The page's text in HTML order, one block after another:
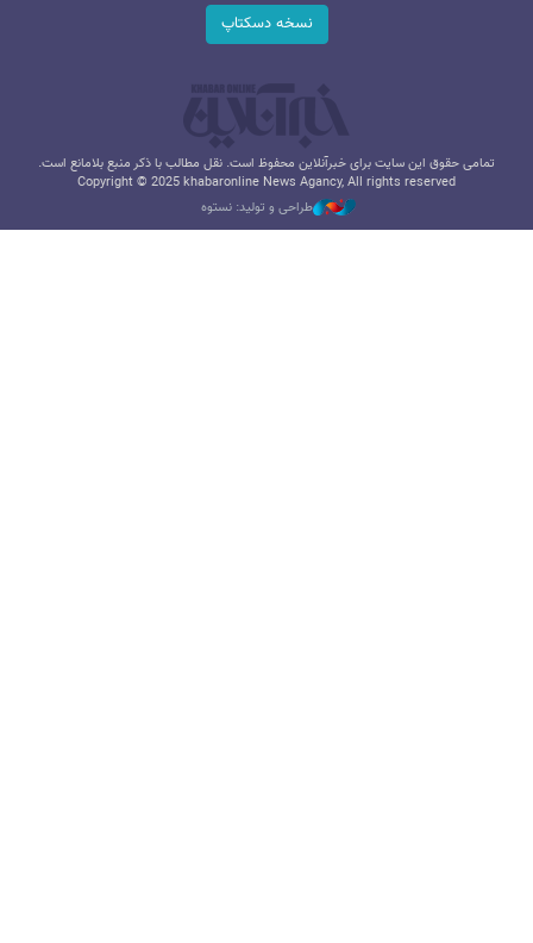
نسخه دسکتاپ
تمامی حقوق این سایت برای خبرآنلاین محفوظ است. نقل مطالب با ذکر منبع بلامانع است.
Copyright © 2025 khabaronline News Agancy, All rights reserved
طراحی و تولید: نستوه